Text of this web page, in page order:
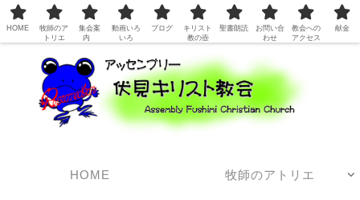
日本アッセンブリーズ・オブ・ゴッド教団
HOME 牧師のアトリエ
HOME
牧師のア
トリエ
集会案
内
動画いろ
いろ
ブログ
キリスト
教の壺
聖書朗読
お問い合
わせ
教会への
アクセス
献金